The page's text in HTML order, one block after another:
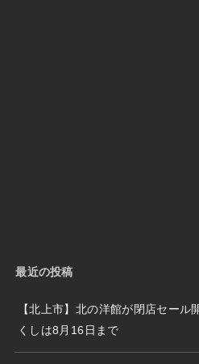
最近の投稿
【北上市】北の洋館が閉店セール
くしは8月16日まで